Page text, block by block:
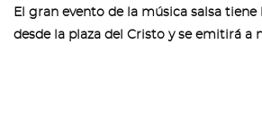
El gran evento de la música salsa
desde la plaza del Cristo y se emitirá a